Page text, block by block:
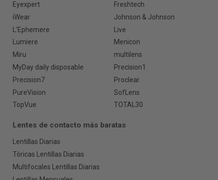
Eyexpert
Freshtech
iWear
Johnson & Johnson
L'Ephemere
Live
Lumiere
Menicon
Miru
multilens
MyDay daily disposable
Precision1
Precision7
Proclear
PureVision
SofLens
TopVue
TOTAL30
Lentes de contacto más baratas
Lentillas Diarias
Tóricas Lentillas Diarias
Multifocales Lentillas Diarias